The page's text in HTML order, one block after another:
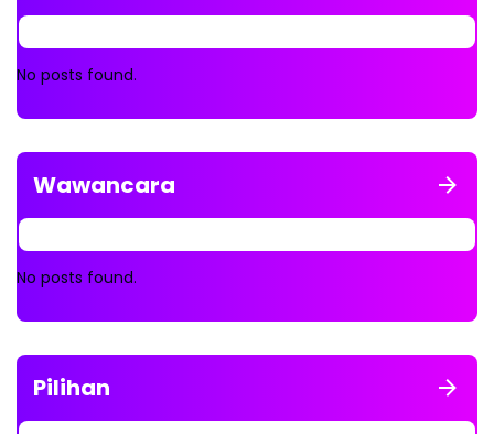
No posts found.
Wawancara
No posts found.
Pilihan